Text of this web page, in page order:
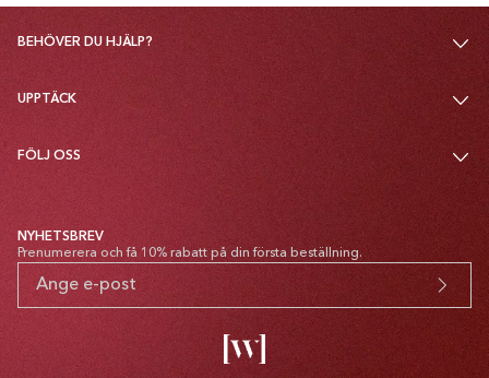
BEHÖVER DU HJÄLP?
UPPTÄCK
FÖLJ OSS
NYHETSBREV
Prenumerera och få 10% rabatt på din första beställning.